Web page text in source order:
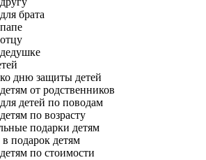
брата
дню защиты детей
от родственников
детей по поводам
по возрасту
подарки детям
подарок детям
по стоимости